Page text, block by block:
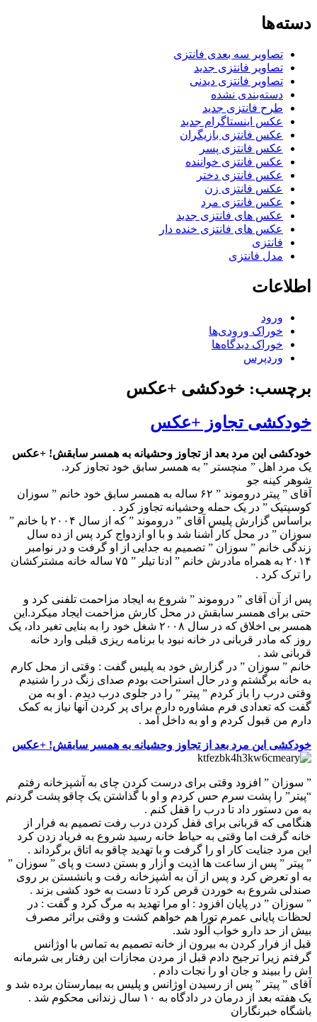
دسته‌ها
تصاویر سه بعدی فانتزی
تصاویر فانتزی جدید
تصاویر فانتزی دیدنی
دسته‌بندی نشده
طرح فانتزی جدید
عکس اینستاگرام جدید
عکس فانتزی بازیگران
عکس فانتزی پسر
عکس فانتزی خواننده
عکس فانتزی دختر
عکس فانتزی زن
عکس فانتزی مرد
عکس های فانتزی جدید
عکس های فانتزی خنده دار
فانتزی
مدل فانتزی
اطلاعات
ورود
خوراک ورودی‌ها
خوراک دیدگاه‌ها
وردپرس
برچسب: خودکشی +عکس
خودکشی تجاوز +عکس
خودکشی این مرد بعد از تجاوز وحشیانه به همسر سابقش! +عکس
یک مرد اهل ” منچستر ” به همسر سابق خود تجاوز کرد.
شوهر کینه جو
آقای ” پیتر دروموند ” ۶۲ ساله به همسر سابق خود خانم ” سوزان
کوسپتیک ” در یک حمله وحشیانه تجاوز کرد .
براساس گزارش پلیس آقای ” دروموند ” که از سال ۲۰۰۴ با خانم ”
سوزان ” در محل کار آشنا شد و با او ازدواج کرد پس از ده سال
زندگی خانم ” سوزان ” تصمیم به جدایی از او گرفت و در نوامبر
۲۰۱۴ به همراه مادرش خانم ” ادنا تیلر ” ۷۵ ساله خانه مشترکشان
را ترک کرد .
پس از آن آقای ” دروموند ” شروع به ایجاد مزاحمت تلفنی کرد و
حتی برای همسر سابقش در محل کارش مزاحمت ایجاد میکرد.این
همسر بی اخلاق که در سال ۲۰۰۸ شغل خود را به بنایی تغیر داد، یک
روز که مادر قربانی در خانه نبود با برنامه ریزی قبلی وارد خانه
قربانی شد .
خانم ” سوزان ” در گزارش خود به پلیس گفت : وقتی از محل کارم
به خانه برگشتم و در حال استراحت بودم صدای زنگ در را شنیدم
وقتی درب را باز کردم ” پیتر ” را در جلوی درب دیدم . او به من
گفت که تعدادی فرم مشاوره دارم برای پر کردن آنها نیاز به کمک
دارم من قبول کردم و او به داخل آمد .
خودکشی این مرد بعد از تجاوز وحشیانه به همسر سابقش! +عکس
” سوزان ” افزود وقتی برای درست کردن چای به آشپزخانه رفتم
“پیتر” را پشت سرم حس کردم و او با گذاشتن یک چاقو پشت گردنم
به من دستور داد تا درب را قفل کنم .
هنگامی که قربانی برای قفل کردن درب رفت تصمیم به فرار از
خانه گرفت اما وقتی به حیاط خانه رسید شروع به فریاد زدن کرد
این مرد جنایت کار او را گرفت و با تهدید چاقو به اتاق برگرداند .
” پیتر ” پس از ساعت ها اذیت و آزار و بستن دست و پای ” سوزان ”
به او تعرض کرد و پس از آن به آشپزخانه رفت و بانشستن بر روی
صندلی شروع به خوردن قرص کرد تا دست به خود کشی بزند .
” سوزان ” در پایان افزود : او مرا تهدید به مرگ کرد و گفت : در
لحظات پایانی عمرم تورا هم خواهم کشت و وقتی براثر مصرف
بیش از حد دارو خواب آلود شد.
قبل از فرار کردن به بیرون از خانه تصمیم به تماس با اوژانس
گرفتم زیرا ترجیح دادم قبل از مردن مجازات این رفتار بی شرمانه
اش را ببیند و جان او را نجات دادم .
آقای ” پیتر ” پس از رسیدن اوژانس و پلیس به بیمارستان برده شد و
یک هفته بعد از درمان در دادگاه به ۱۰ سال زندانی محکوم شد .
باشگاه خبرنگاران